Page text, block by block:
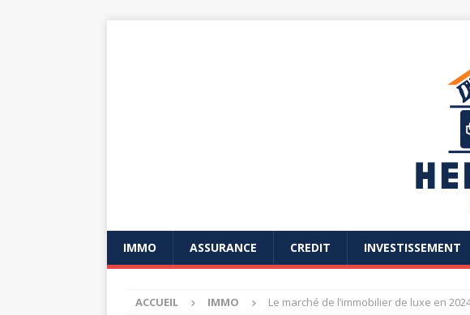
IMMO ASSURANCE CREDIT INVESTISSEMENT
ACCUEIL IMMO Le marché de l’immobilier de luxe en